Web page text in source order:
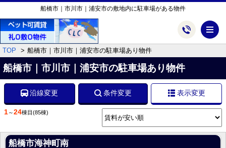
船橋市｜市川市｜浦安市の敷地内に駐車場がある物件
TOP 船橋市｜市川市｜浦安市の駐車場あり物件
船橋市｜市川市｜浦安市の駐車場あり物件
沿線変更 条件変更 表示変更
1～24棟目 (85棟)
船橋市海神町南